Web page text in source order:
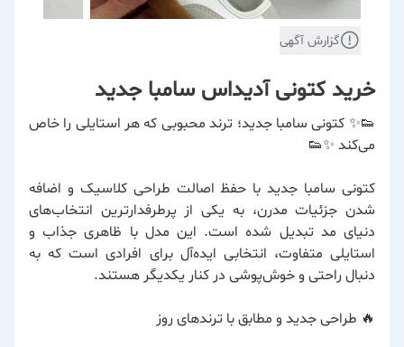
گزارش آگهی
خرید کتونی آدیداس سامبا جدید
👟✨ کتونی سامبا جدید؛ ترند محبوبی که هر استایلی را خاص
می‌کند ✨👟
کتونی سامبا جدید با حفظ اصالت طراحی کلاسیک و اضافه
شدن جزئیات مدرن، به یکی از پرطرفدارترین انتخاب‌های
دنیای مد تبدیل شده است. این مدل با ظاهری جذاب و
استایلی متفاوت، انتخابی ایده‌آل برای افرادی است که به
دنبال راحتی و خوش‌پوشی در کنار یکدیگر هستند.
🔥 طراحی جدید و مطابق با ترندهای روز